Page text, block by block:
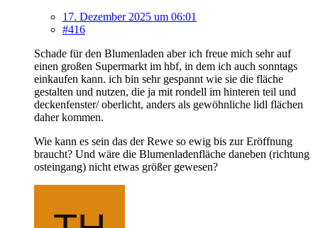
17. Dezember 2025 um 06:01
#416
Schade für den Blumenladen aber ich freue mich sehr auf
einen großen Supermarkt im hbf, in dem ich auch sonntags
einkaufen kann. ich bin sehr gespannt wie sie die fläche
gestalten und nutzen, die ja mit rondell im hinteren teil und
deckenfenster/ oberlicht, anders als gewöhnliche lidl flächen
daher kommen.
Wie kann es sein das der Rewe so ewig bis zur Eröffnung
braucht? Und wäre die Blumenladenfläche daneben (richtung
osteingang) nicht etwas größer gewesen?